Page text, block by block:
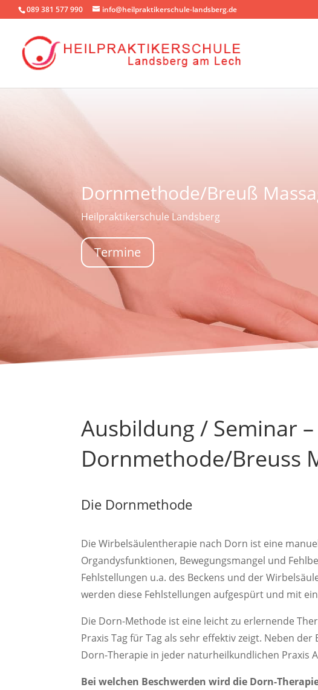
089 381 577 990 info@heilpraktikerschule-landsberg.de
Dornmethode/Breuß
Heilpraktikerschule Landsberg
Termine
Ausbildung / Seminar –
Dornmethode/Breuss
Die Dornmethode
Die Wirbelsäulentherapie nach Dorn ist eine
Organdysfunktionen, Bewegungsmangel und
Fehlstellungen u.a. des Beckens und der
werden diese Fehlstellungen aufgespürt und mit
Die Dorn-Methode ist eine leicht zu erlernende
Praxis Tag für Tag als sehr effektiv zeigt. Neben der
Dorn-Therapie in jeder naturheilkundlichen Praxis
Bei welchen Beschwerden wird die Dorn-